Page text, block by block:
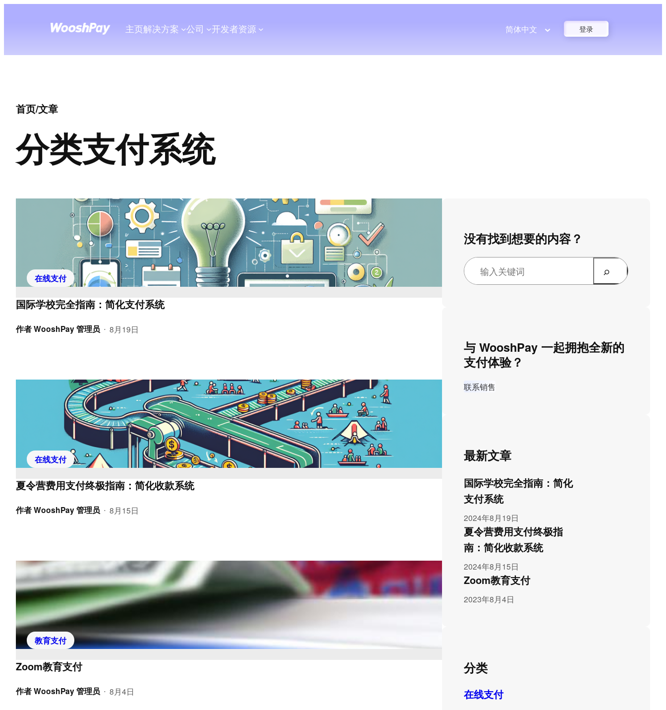
主页解决方案 公司 开发者资源 简体中文 登录
首页/文章
分类支付系统
在线支付
国际学校完全指南：简化支付系统
作者WooshPay 管理员 • 8月19日
在线支付
夏令营费用支付终极指南：简化收款系统
作者WooshPay 管理员 • 8月15日
教育支付
Zoom教育支付
作者WooshPay 管理员 • 8月4日
没有找到想要的内容？
与 WooshPay 一起拥抱全新的
支付体验？
联系销售
最新文章
国际学校完全指南：简化
支付系统
2024年8月19日
夏令营费用支付终极指
南：简化收款系统
2024年8月15日
Zoom教育支付
2023年8月4日
分类
在线支付